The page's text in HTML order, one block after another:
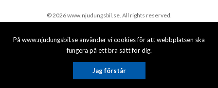
På www.njudungsbil.se använder vi cookies för att webbplatsen ska
fungera på ett bra sätt för dig.
Jag förstår
© 2026 www.njudungsbil.se. All rights reserved.